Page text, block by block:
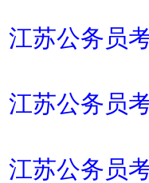
江苏公务员
江苏公务员
江苏公务员